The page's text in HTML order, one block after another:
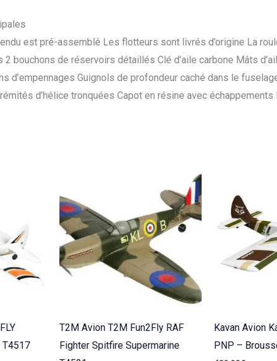
est pré-assemblé Les flotteurs sont livrés d’origine La
bouchons de réservoirs détaillés Clé d’aile carbone Mâts
d’empennages Guignols de profondeur caché dans le
d’hélice tronquées Capot en résine avec
T4517
T2M Avion T2M Fun2Fly RAF
Fighter Spitfire Supermarine
Kavan Avion
PNP –